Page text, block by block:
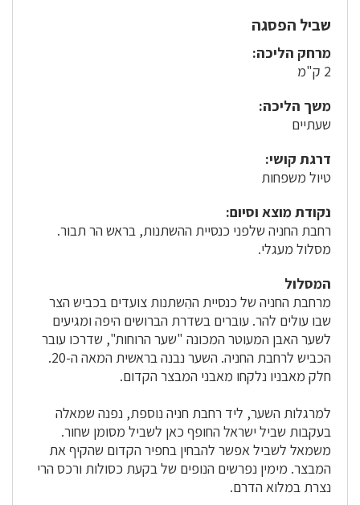
שביל הפסגה
מרחק הליכה:
2 ק"מ
משך הליכה:
שעתיים
דרגת קושי:
טיול משפחות
נקודת מוצא וסיום:
רחבת החניה שלפני כנסיית ההשתנות, בראש הר תבור.
מסלול מעגלי.
המסלול
מרחבת החניה של כנסיית ההִשתנות צועדים בכביש הצר
שבו עולים להר. עוברים בשדרת הברושים היפה ומגיעים
לשער האבן המעוטר המכונה "שער הרוחות", שדרכו עובר
הכביש לרחבת החניה. השער נבנה בראשית המאה ה-20.
חלק מאבניו נלקחו מאבני המבצר הקדום.
למרגלות השער, ליד רחבת חניה נוספת, נפנה שמאלה
בעקבות שביל ישראל החופף כאן לשביל מסומן שחור.
משמאל לשביל אפשר להבחין בחפיר הקדום שהקיף את
המבצר. מימין נפרשים הנופים של בקעת כסולות ורכס הרי
נצרת במלוא הדרם.